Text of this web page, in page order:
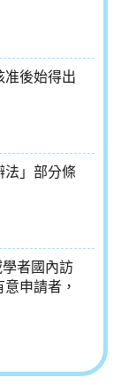
准後始得出
法」部分條
者國內訪
申請者，